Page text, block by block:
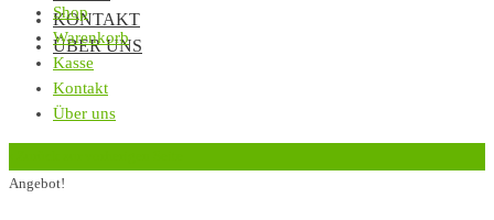
KONTAKT
ÜBER UNS
Shop
Warenkorb
Kasse
Kontakt
Über uns
Angebot!